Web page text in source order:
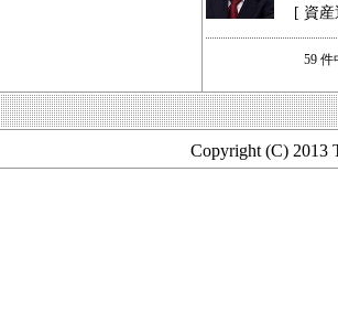
[ 資
59
Copyright (C) 2013